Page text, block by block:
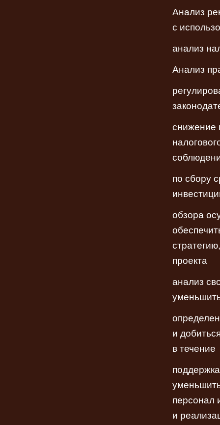
Анализ
с
анализ
Анализ
снижение
по сбору
обзора
проекта
анализ
и
в течение
персонал
и